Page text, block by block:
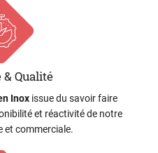
Qualité
Inoxissue du savoir faire
et réactivité de notre
et commerciale.